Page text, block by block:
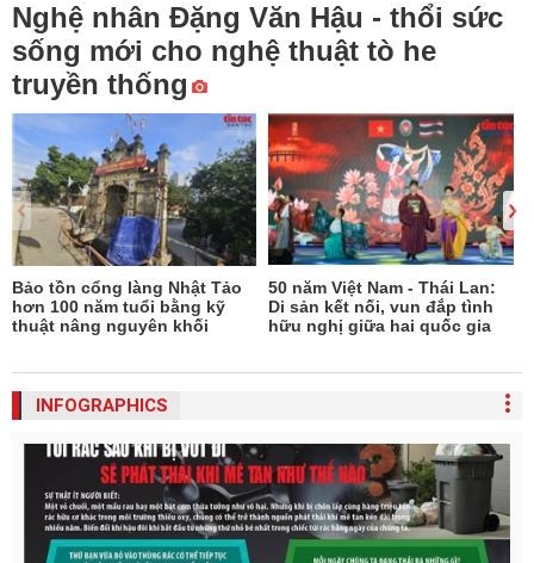
Nghệ nhân Đặng Văn Hậu - thổi sức
sống mới cho nghệ thuật tò he
truyền thống
Bảo tồn cổng làng Nhật Tảo
hơn 100 năm tuổi bằng kỹ
thuật nâng nguyên khối
50 năm Việt Nam - Thái Lan:
Di sản kết nối, vun đắp tình
hữu nghị giữa hai quốc gia
INFOGRAPHICS